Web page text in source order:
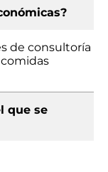
de consultoría
que se